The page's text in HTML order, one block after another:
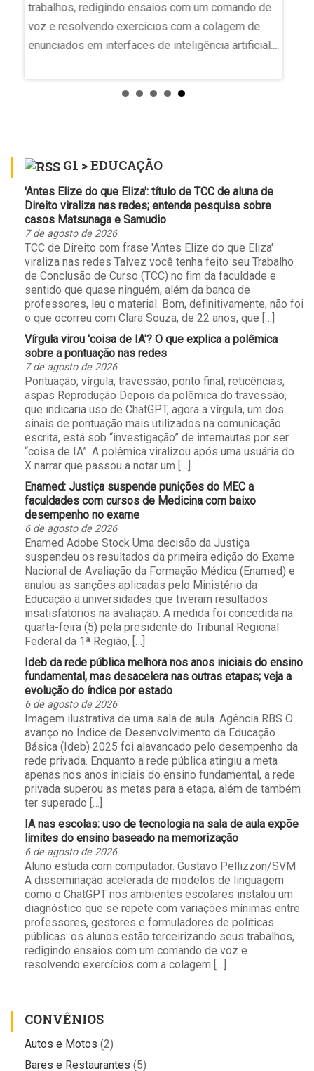
trabalhos, redigindo ensaios com um comando de
voz e resolvendo exercícios com a colagem de
enunciados em interfaces de inteligência artificial....
G1 > EDUCAÇÃO
'Antes Elize do que Eliza': título de TCC de aluna de
Direito viraliza nas redes; entenda pesquisa sobre
casos Matsunaga e Samudio
7 de agosto de 2026
TCC de Direito com frase 'Antes Elize do que Eliza'
viraliza nas redes Talvez você tenha feito seu Trabalho
de Conclusão de Curso (TCC) no fim da faculdade e
sentido que quase ninguém, além da banca de
professores, leu o material. Bom, definitivamente, não foi
o que ocorreu com Clara Souza, de 22 anos, que […]
Vírgula virou 'coisa de IA'? O que explica a polêmica
sobre a pontuação nas redes
7 de agosto de 2026
Pontuação; vírgula; travessão; ponto final; reticências;
aspas Reprodução Depois da polêmica do travessão,
que indicaria uso de ChatGPT, agora a vírgula, um dos
sinais de pontuação mais utilizados na comunicação
escrita, está sob “investigação” de internautas por ser
“coisa de IA”. A polêmica viralizou após uma usuária do
X narrar que passou a notar um […]
Enamed: Justiça suspende punições do MEC a
faculdades com cursos de Medicina com baixo
desempenho no exame
6 de agosto de 2026
Enamed Adobe Stock Uma decisão da Justiça
suspendeu os resultados da primeira edição do Exame
Nacional de Avaliação da Formação Médica (Enamed) e
anulou as sanções aplicadas pelo Ministério da
Educação a universidades que tiveram resultados
insatisfatórios na avaliação. A medida foi concedida na
quarta-feira (5) pela presidente do Tribunal Regional
Federal da 1ª Região, […]
Ideb da rede pública melhora nos anos iniciais do ensino
fundamental, mas desacelera nas outras etapas; veja a
evolução do índice por estado
6 de agosto de 2026
Imagem ilustrativa de uma sala de aula. Agência RBS O
avanço no Índice de Desenvolvimento da Educação
Básica (Ideb) 2025 foi alavancado pelo desempenho da
rede privada. Enquanto a rede pública atingiu a meta
apenas nos anos iniciais do ensino fundamental, a rede
privada superou as metas para a etapa, além de também
ter superado […]
IA nas escolas: uso de tecnologia na sala de aula expõe
limites do ensino baseado na memorização
6 de agosto de 2026
Aluno estuda com computador. Gustavo Pellizzon/SVM
A disseminação acelerada de modelos de linguagem
como o ChatGPT nos ambientes escolares instalou um
diagnóstico que se repete com variações mínimas entre
professores, gestores e formuladores de políticas
públicas: os alunos estão terceirizando seus trabalhos,
redigindo ensaios com um comando de voz e
resolvendo exercícios com a colagem […]
CONVÊNIOS
Autos e Motos (2)
Bares e Restaurantes (5)